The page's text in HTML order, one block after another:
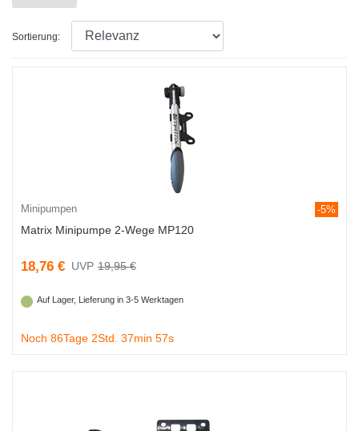
Sortierung:
Minipumpen -5%
Matrix Minipumpe 2-Wege MP120
18,76 € 19,95 €
Auf Lager, Lieferung in 3-5 Werktagen
Noch 86Tage 2Std. 37min 56s